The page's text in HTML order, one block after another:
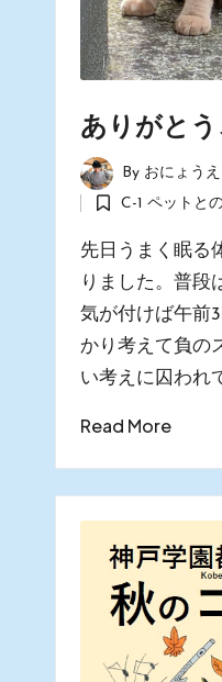
ありがと
Posted
by
By おにょうえ
Posted
in
C-1 ペットと
先日うまく眠る
りました。普段
気が付けば午前
かり考えて負の
い考えに囚われ
Read More